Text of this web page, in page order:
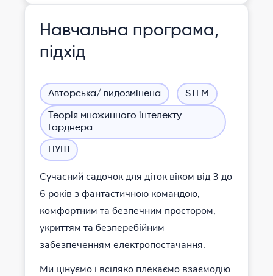
Навчальна програма,
підхід
Авторська/ видозмінена STEM
Теорія множинного інтелекту
Гарднера
НУШ
Сучасний садочок для діток віком від 3 до
6 років з фантастичною командою,
комфортним та безпечним простором,
укриттям та безперебійним
забезпеченням електропостачання.
Ми цінуємо і всіляко плекаємо взаємодію